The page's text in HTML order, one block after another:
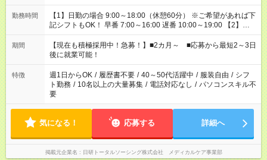
勤務時間
【1】日勤の場合 9:00～18:00（休憩60分） ※ご希望があれば下
記シフトもOK！ 早番 7:00～16:00 遅番 10:00～19:00 【2】夜
勤の場合 16:30～翌9:30 16:30～翌10:30など ※Wワーク希望の
方へ 今ご覧のお仕事で希望する勤務時間と、もう1つのお仕事の
勤務時間。 合計で週40時間を超える場合は応募できません。
期間
【現在も積極採用中！急募！】■2カ月～ ■応募から最短2～3日
後に就業可能！
特徴 週1日からOK / 履歴書不要 / 40～50代活躍中 / 服装自由 / シフ
ト勤務 / 10名以上の大量募集 / 電話対応なし / パソコンスキル不
要
気になる！ 応募する 詳細へ
掲載元企業名 日研トータルソーシング株式会社 メディカルケア事業部